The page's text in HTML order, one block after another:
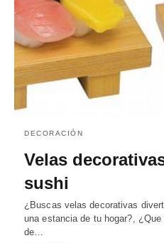
DECORACIÓN
Velas
sushi
¿Buscas velas decorativas
una estancia de tu hogar?,
de…